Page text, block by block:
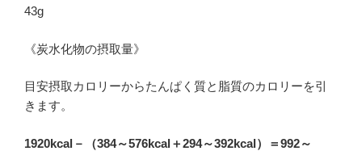
43g
《炭水化物の摂取量》
目安摂取カロリーからたんぱく質と脂質のカロリーを引
きます。
1920kcal－（384～576kcal＋294～392kcal）＝992～